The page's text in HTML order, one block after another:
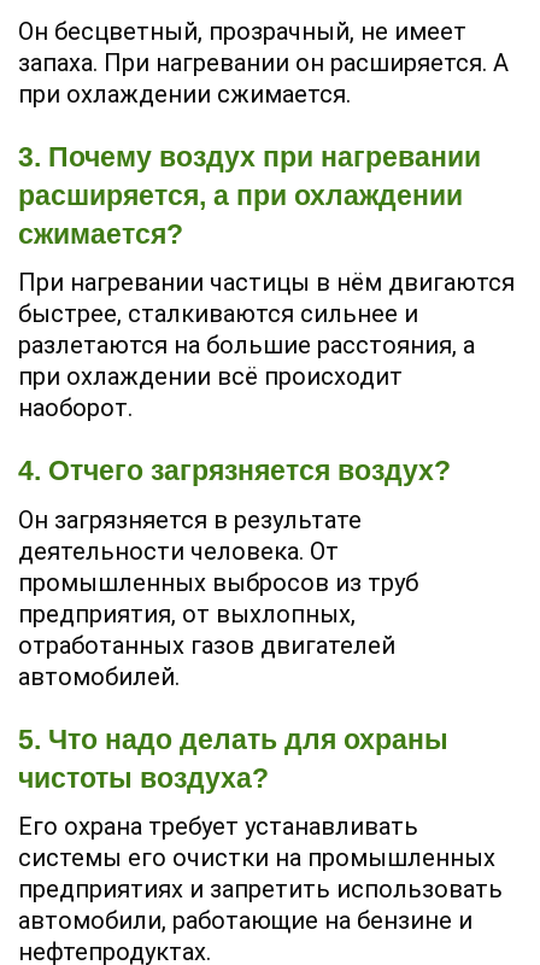
Он бесцветный, прозрачный, не имеет
запаха. При нагревании он расширяется. А
при охлаждении сжимается.
3. Почему воздух при нагревании
расширяется, а при охлаждении
сжимается?
При нагревании частицы в нём двигаются
быстрее, сталкиваются сильнее и
разлетаются на большие расстояния, а
при охлаждении всё происходит
наоборот.
4. Отчего загрязняется воздух?
Он загрязняется в результате
деятельности человека. От
промышленных выбросов из труб
предприятия, от выхлопных,
отработанных газов двигателей
автомобилей.
5. Что надо делать для охраны
чистоты воздуха?
Его охрана требует устанавливать
системы его очистки на промышленных
предприятиях и запретить использовать
автомобили, работающие на бензине и
нефтепродуктах.